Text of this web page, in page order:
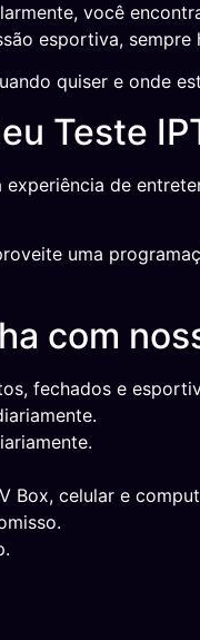
você
esportiva,
quiser e onde
Teste
de
uma
com
fechados e
Box, celular e